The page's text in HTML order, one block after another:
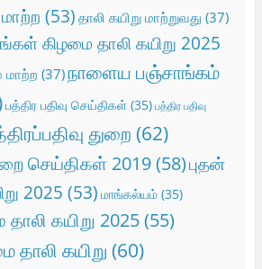
மாற்ற (53) தாலி கயிறு மாற்றுவது (37)
கிழமை தாலி கயிறு 2025
மாற்ற (37)நாளைய பஞ்சாங்கம்
பத்திர பதிவு செய்திகள்(35) பத்திர பதிவு
துறை (62)
செய்திகள் 2019(58)புதன்
2025 (53) மாங்கல்யம்(35)
கயிறு 2025(55)
கயிறு (60)